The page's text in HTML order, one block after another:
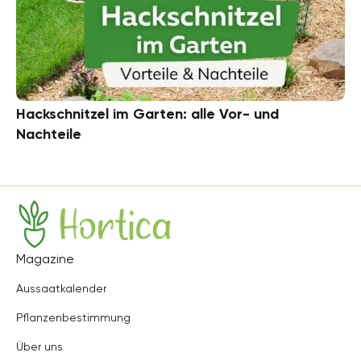
Hackschnitzel im Garten: alle Vor- und
Nachteile
Hortica
Magazine
Aussaatkalender
Pflanzenbestimmung
Über uns